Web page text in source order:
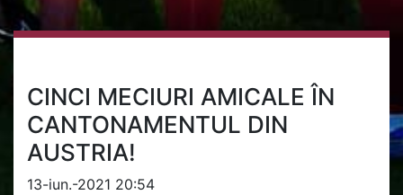
CINCI MECIURI AMICALE ÎN
CANTONAMENTUL DIN
AUSTRIA!
13-iun.-2021 20:54